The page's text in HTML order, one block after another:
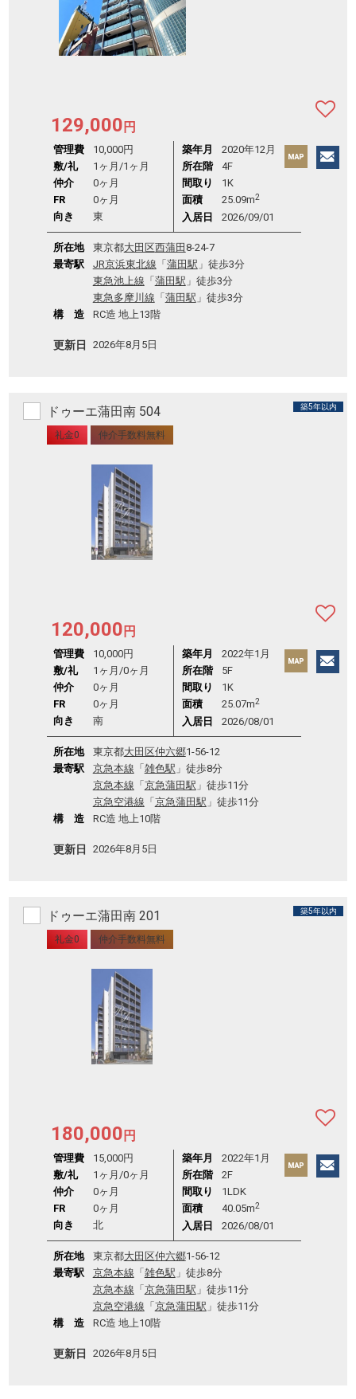
129,000 円
管理費
10,000円
敷/礼
1ヶ月 /1ヶ月
仲介
0ヶ月
FR
0ヶ月
向き
東
築年月
2020年12月
所在階
4F
間取り
1K
面積
25.09m2
入居日 2026/09/01
所在地 東京都大田区西蒲田 8-24-7
最寄駅
JR京浜東北線 「 蒲田駅 」徒歩3分
東急池上線 「 蒲田駅 」徒歩3分
東急多摩川線 「 蒲田駅 」徒歩3分
構 造
RC造 地上13階
更新日 2026年8月5日
ドゥーエ蒲田南 504 築5年以内
礼金0 仲介手数料無料
120,000 円
管理費
10,000円
敷/礼
1ヶ月 /0ヶ月
仲介
0ヶ月
FR
0ヶ月
向き
南
築年月
2022年1月
所在階
5F
間取り
1K
面積
25.07m2
入居日 2026/08/01
所在地 東京都大田区仲六郷1-56-12
最寄駅
京急本線 「 雑色駅 」徒歩8分
京急本線 「 京急蒲田駅 」徒歩11分
京急空港線 「 京急蒲田駅 」徒歩11分
構 造
RC造 地上10階
更新日 2026年8月5日
ドゥーエ蒲田南 201 築5年以内
礼金0 仲介手数料無料
180,000 円
管理費
15,000円
敷/礼
1ヶ月 /0ヶ月
仲介
0ヶ月
FR
0ヶ月
向き
北
築年月
2022年1月
所在階
2F
間取り
1LDK
面積
40.05m2
入居日 2026/08/01
所在地 東京都大田区仲六郷1-56-12
最寄駅
京急本線 「 雑色駅 」徒歩8分
京急本線 「 京急蒲田駅 」徒歩11分
京急空港線 「 京急蒲田駅 」徒歩11分
構 造
RC造 地上10階
更新日 2026年8月5日